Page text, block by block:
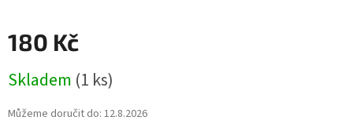
180 Kč
cena:
Skladem (1 ks)
Můžeme doručit do: 12.8.2026